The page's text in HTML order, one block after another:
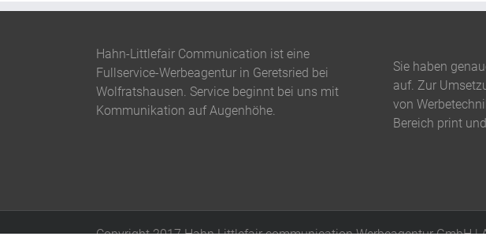
Hahn-Littlefair Communication ist eine
Fullservice-Werbeagentur in Geretsried bei
Wolfratshausen. Service beginnt bei uns mit
Kommunikation auf Augenhöhe.
Sie haben
auf. Zur
von
Bereich print
Copyright 2017 Hahn Littlefair communication Werbeagentur GmbH |